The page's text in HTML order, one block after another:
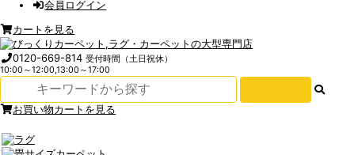
会員ログイン
カートを見る
0120-669-814受付時間（土日祝休）
10:00～12:00,13:00～17:00
お買い物カートを見る